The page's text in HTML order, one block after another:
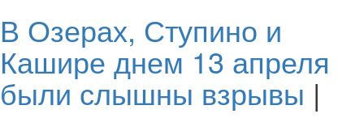
В Озерах, Ступино и
Кашире днем 13 апреля
были слышны взрывы |